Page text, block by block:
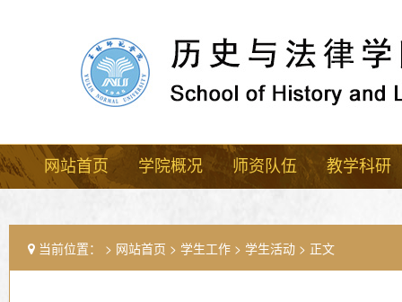
网站首页 学院概况 师资队伍 教学科研
当前位置： 网站首页 学生工作 学生活动 正文